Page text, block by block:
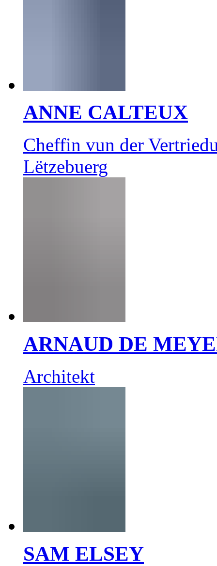
ANNE CALTEUX
Cheffin vun der
Lëtzebuerg
ARNAUD DE
Architekt
SAM ELSEY